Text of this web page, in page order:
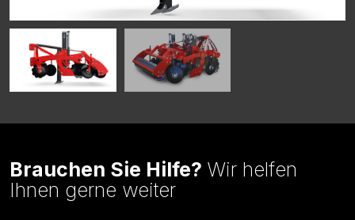
Brauchen Sie Hilfe? Wir helfen
Ihnen gerne weiter